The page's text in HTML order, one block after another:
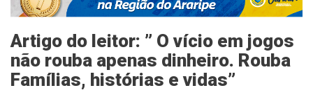
Artigo do leitor: ” O vício em jogos
não rouba apenas dinheiro. Rouba
Famílias, histórias e vidas”